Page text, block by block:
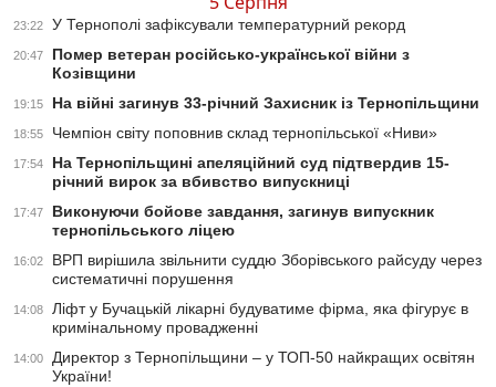
23:22 У Тернополі зафіксували температурний рекорд
20:47
Помер ветеран російсько-української війни з
Козівщини
19:15 На війні загинув 33-річний Захисник із Тернопільщини
18:55 Чемпіон світу поповнив склад тернопільської «Ниви»
17:54
На Тернопільщині апеляційний суд підтвердив 15-
річний вирок за вбивство випускниці
17:47
Виконуючи бойове завдання, загинув випускник
тернопільського ліцею
16:02
ВРП вирішила звільнити суддю Зборівського райсуду через
систематичні порушення
14:08
Ліфт у Бучацькій лікарні будуватиме фірма, яка фігурує в
кримінальному провадженні
14:00
Директор з Тернопільщини – у ТОП-50 найкращих освітян
України!